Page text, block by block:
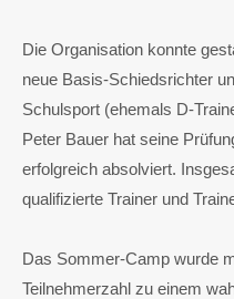
Die Organisation konnte
neue Basis-Schiedsrichter
Schulsport (ehemals D-
Peter Bauer hat seine
erfolgreich absolviert.
qualifizierte Trainer und
Das Sommer-Camp wurde
Teilnehmerzahl zu einem